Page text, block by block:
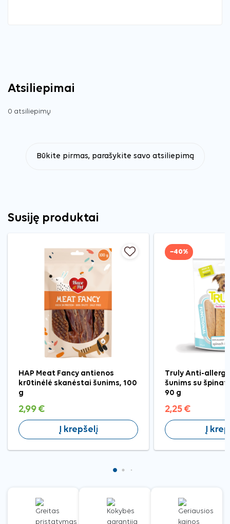
Atsiliepimai
0 atsiliepimų
Būkite pirmas, parašykite savo atsiliepimą
Susiję produktai
HAP Meat Fancy antienos
krūtinėlė skanėstai šunims, 100
g
2,99 €
Į krepšelį
−40%
Truly Anti-
šunims su
90 g
2,25 €
Į